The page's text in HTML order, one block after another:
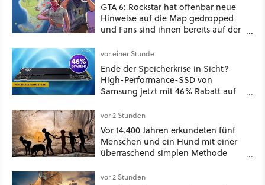
GTA 6: Rockstar hat offenbar neue
Hinweise auf die Map gedropped
und Fans sind ihnen bereits auf der
vor einer Stunde
Ende der Speicherkrise in Sicht?
High-Performance-SSD von
Samsung jetzt mit 46% Rabatt auf
vor 2 Stunden
Vor 14.400 Jahren erkundeten fünf
Menschen und ein Hund mit einer
überraschend simplen Methode
Spuren für die Ewigkeit
vor 2 Stunden